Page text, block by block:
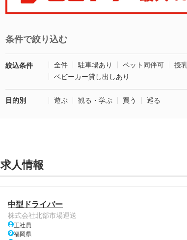
条件で絞り込む
絞込条件 全件 駐車場あり ペット同伴可 授
ベビーカー貸し出しあり
目的別 遊ぶ 観る・学ぶ 買う 巡る
求人情報
中型ドライバー
株式会社北部市場運送
正社員
福岡県